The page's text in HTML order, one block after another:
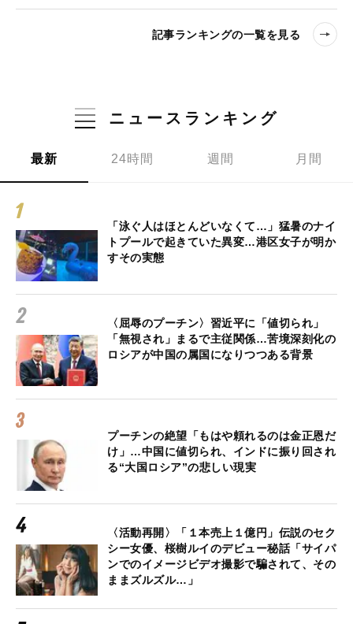
記事ランキングの一覧を見る
ニュースランキング
最新 24時間 週間 月間
「泳ぐ人はほとんどいなくて…」猛暑のナイ
トプールで起きていた異変…港区女子が明か
すその実態
〈屈辱のプーチン〉習近平に「値切られ」
「無視され」まるで主従関係…苦境深刻化の
ロシアが中国の属国になりつつある背景
プーチンの絶望「もはや頼れるのは金正恩だ
け」…中国に値切られ、インドに振り回され
る“大国ロシア”の悲しい現実
〈活動再開〉「１本売上１億円」伝説のセク
シー女優、桜樹ルイのデビュー秘話「サイパ
ンでのイメージビデオ撮影で騙されて、その
ままズルズル…」